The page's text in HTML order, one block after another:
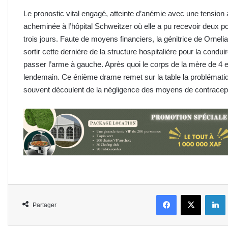
Le pronostic vital engagé, atteinte d’anémie avec une
acheminée à l’hôpital Schweitzer où elle a pu recevoir deux
trois jours. Faute de moyens financiers, la génitrice de
sortir cette dernière de la structure hospitalière pour la
passer l’arme à gauche. Après quoi le corps de la mère de
lendemain. Ce énième drame remet sur la table la
souvent découlent de la négligence des moyens de
Partager
FacebookX